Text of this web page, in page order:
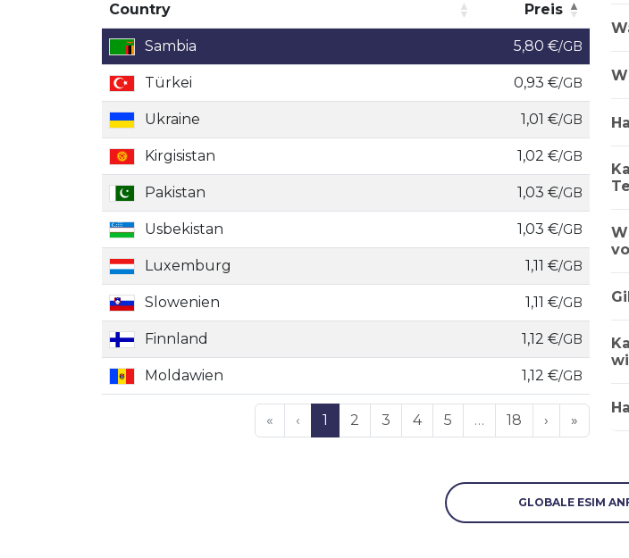
Country
Preis
Country
Preis
Sambia 5,80 €/GB
Türkei 0,93 €/GB
Ukraine 1,01 €/GB
Kirgisistan 1,02 €/GB
Pakistan 1,03 €/GB
Usbekistan 1,03 €/GB
Luxemburg 1,11 €/GB
Slowenien 1,11 €/GB
Finnland 1,12 €/GB
Moldawien 1,12 €/GB
« ‹ 1 2 3 4 5 … 18 › »
GLOBALE ESIM